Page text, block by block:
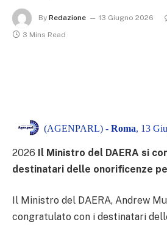
By Redazione 13 Giugno 2026
3 Mins Read
(AGENPARL) - Roma, 13
2026 Il Ministro del DAERA si
destinatari delle onorificenze
Il Ministro del DAERA, Andrew
congratulato con i destinatari